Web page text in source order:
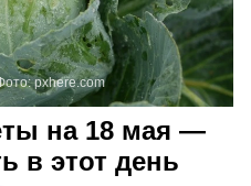
pxhere.com
на 18 мая —
в этот день